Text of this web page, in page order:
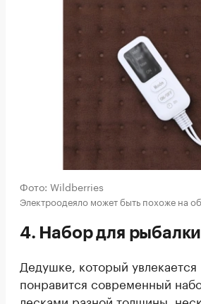
Фото: Wildberries
Электроодеяло может быть похоже на
4. Набор для рыбалки
Дедушке, который увлекается
понравится современный